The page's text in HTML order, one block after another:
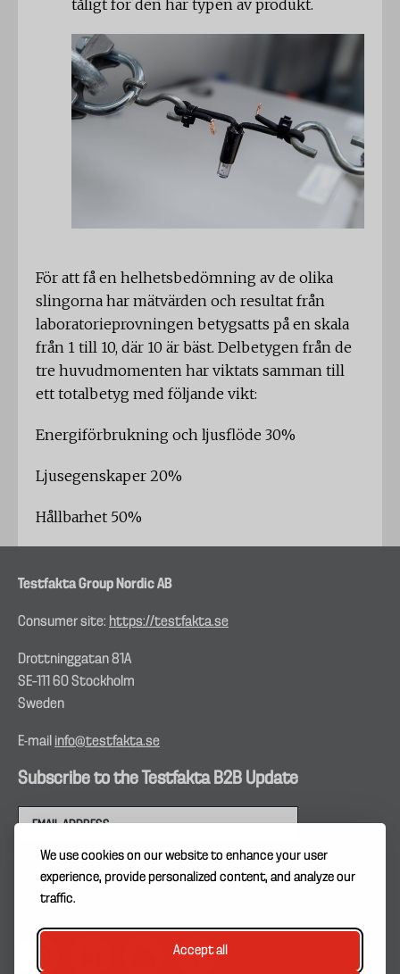
We use cookies on our website to enhance your user
experience, provide personalized content, and analyze our
traffic.
Accept all
tåligt för den här typen av produkt.
För att få en helhetsbedömning av de olika
slingorna har mätvärden och resultat från
laboratorieprovningen betygsatts på en skala
från 1 till 10, där 10 är bäst. Delbetygen från de
tre huvudmomenten har viktats samman till
ett totalbetyg med följande vikt:
Energiförbrukning och ljusflöde 30%
Ljusegenskaper 20%
Hållbarhet 50%
Testfakta Group Nordic AB
Consumer site: https://testfakta.se
Drottninggatan 81A
SE–111 60 Stockholm
Sweden
E-mail info@testfakta.se
Subscribe to the Testfakta B2B Update